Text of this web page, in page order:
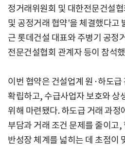
정거래위원회 및 대한전문건설
및 공정거래 협약'을 체결했다고
근 롯데건설 대표와 주병기 공정
전문건설협회 관계자 등이 참석
이번 협약은 건설업계 원·하도
확립하고, 수급사업자 보호와 상
위해 마련됐다. 하도급 거래 과정
부담과 거래 조건 문제를 줄이고
반성장 체계를 넓히는 데 초점이